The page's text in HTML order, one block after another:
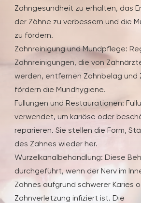
Zahngesundheit zu erhalten, das
der Zähne zu verbessern und die
zu fördern.
Zahnreinigung und Mundpflege:
Zahnreinigungen, die von
werden, entfernen Zahnbelag und
fördern die Mundhygiene.
Füllungen und Restaurationen:
verwendet, um kariöse oder
reparieren. Sie stellen die Form,
des Zahnes wieder her.
Wurzelkanalbehandlung: Diese
durchgeführt, wenn der Nerv im
Zahnes aufgrund schwerer Karies
Zahnverletzung infiziert ist. Die